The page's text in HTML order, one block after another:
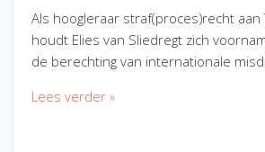
Als hoogleraar straf(proces)recht aan
houdt Elies van Sliedregt zich
de berechting van internationale
Lees verder »